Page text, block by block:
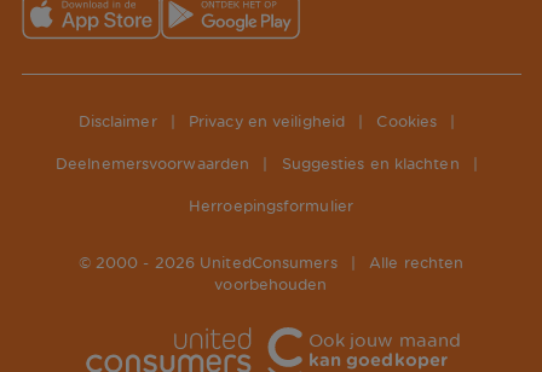
Disclaimer Privacy en veiligheid Cookies
Deelnemersvoorwaarden Suggesties en klachten
Herroepingsformulier
© 2000 - 2026 UnitedConsumers
Alle rechten
voorbehouden
Ook jouw maand
kan goedkoper